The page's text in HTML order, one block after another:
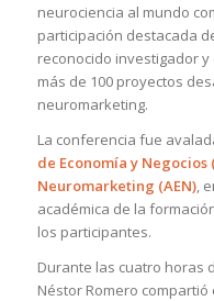
neurociencia al mundo
participación destacada
reconocido investigador
más de 100 proyectos
neuromarketing.
La conferencia fue
de Economía y Negocios
Neuromarketing (AEN),
académica de la
los participantes.
Durante las cuatro horas
Néstor Romero